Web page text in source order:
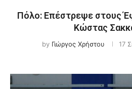
Πόλο: Επέστρεψε στους
Κώστας
by Γιώργος Χρήστου 17